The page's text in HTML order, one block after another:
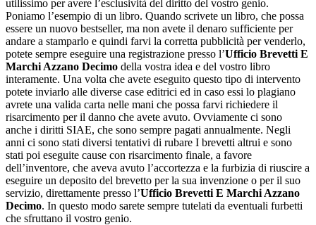
utilissimo per avere l’esclusività del diritto del vostro genio.
Poniamo l’esempio di un libro. Quando scrivete un libro, che possa
essere un nuovo bestseller, ma non avete il denaro sufficiente per
andare a stamparlo e quindi farvi la corretta pubblicità per venderlo,
potete sempre eseguire una registrazione presso l’Ufficio Brevetti E
Marchi Azzano Decimo della vostra idea e del vostro libro
interamente. Una volta che avete eseguito questo tipo di intervento
potete inviarlo alle diverse case editrici ed in caso essi lo plagiano
avrete una valida carta nelle mani che possa farvi richiedere il
risarcimento per il danno che avete avuto. Ovviamente ci sono
anche i diritti SIAE, che sono sempre pagati annualmente. Negli
anni ci sono stati diversi tentativi di rubare I brevetti altrui e sono
stati poi eseguite cause con risarcimento finale, a favore
dell’inventore, che aveva avuto l’accortezza e la furbizia di riuscire a
eseguire un deposito del brevetto per la sua invenzione o per il suo
servizio, direttamente presso l’Ufficio Brevetti E Marchi Azzano
Decimo. In questo modo sarete sempre tutelati da eventuali furbetti
che sfruttano il vostro genio.